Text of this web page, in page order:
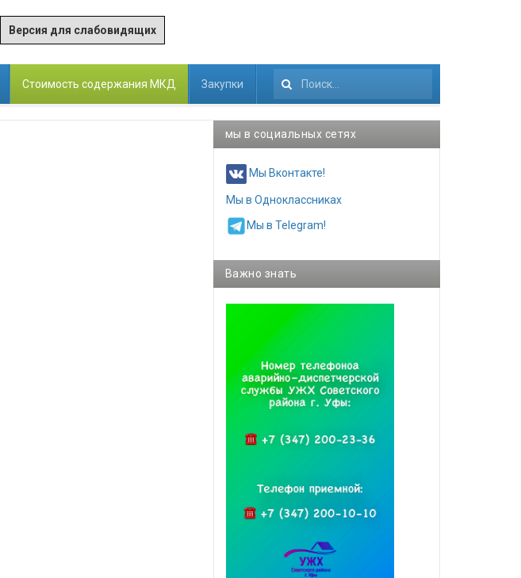
Версия для слабовидящих
Стоимость содержания МКД Закупки Искать...
мы в социальных сетях
Мы Вконтакте!
Мы в Одноклассниках
Мы в Telegram!
Важно знать